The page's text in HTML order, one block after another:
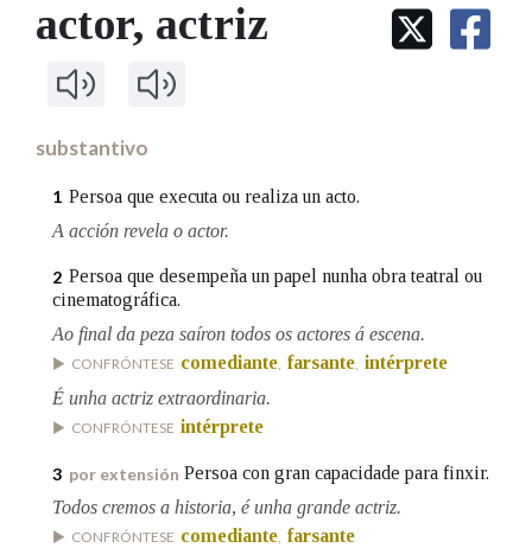
IDENTIDADE CORPORATIVA
MARCIAL DEL ADALID
FIGURAS HOMENAXEADAS
Facebook
TwitterYoutubeInstagram
Bluesky
BUSCAR NOS LEMAS
Comeza por
BUSCAR NO CONTIDO
Nos exemplos
actor, actriz
substantivo
1 Persoa que executa ou realiza un acto.
A acción revela o actor.
2 Persoa que desempeña un papel nunha obra teatral ou
cinematográfica.
Ao final da peza saíron todos os actores á escena.
CONFRÓNTESE comediante, farsante, intérprete
É unha actriz extraordinaria.
CONFRÓNTESE intérprete
3 por extensión Persoa con gran capacidade para finxir.
Todos cremos a historia, é unha grande actriz.
CONFRÓNTESE comediante, farsante